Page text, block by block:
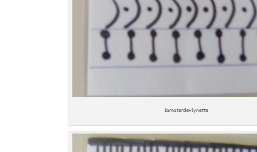
lamaterdeVlynette